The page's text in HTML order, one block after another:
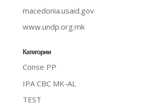
macedonia.usaid.gov
www.undp.org.mk
Категории
Conse PP
IPA CBC MK-AL
TEST